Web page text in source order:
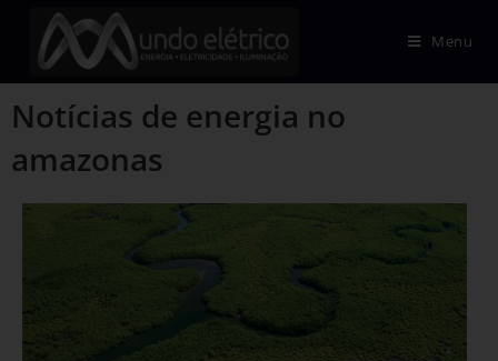
Menu
Notícias de energia no
amazonas